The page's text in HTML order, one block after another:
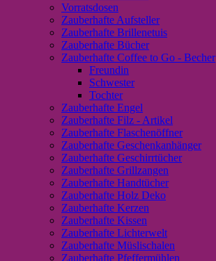
Vorratsdosen
Zauberhafte Aufsteller
Zauberhafte Brillenetuis
Zauberhafte Bücher
Zauberhafte Coffee to Go - Becher
Freundin
Schwester
Tochter
Zauberhafte Engel
Zauberhafte Filz - Artikel
Zauberhafte Flaschenöffner
Zauberhafte Geschenkanhänger
Zauberhafte Geschirrtücher
Zauberhafte Grillzangen
Zauberhafte Handtücher
Zauberhafte Holz Deko
Zauberhafte Kerzen
Zauberhafte Kissen
Zauberhafte Lichterwelt
Zauberhafte Müslischalen
Zauberhafte Pfeffermühlen